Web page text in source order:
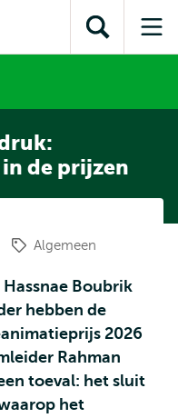
inhoud
Direct naar
subnavigatieToon
zoekveld
de prijzen
Algemeen
Boubrik
hebben de
2026
Rahman
toeval: het sluit
het